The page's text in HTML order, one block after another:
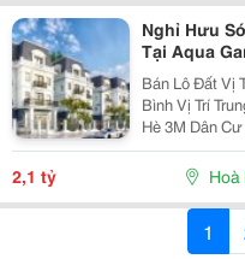
Nghỉ Hưu
Tại Aqua
Bán Lô Đất Vị
Bình Vị Trí Trung Tâm Chăm Mát Đường Nhựa 8M, Vỉa
Hè 3M Dân Cư Hiện Hữu. ✔️ Giá 18-20 Triệu/M2 ✔️
Thanh Toán Linh Hoạt ✔️ Có Hỗ
2,1 tỷ Hoà
1